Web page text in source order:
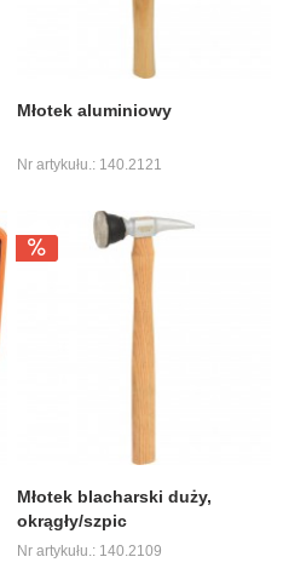
Młotek aluminiowy
Nr artykułu.: 140.2121
Młotek blacharski duży,
okrągły/szpic
Nr artykułu.: 140.2109